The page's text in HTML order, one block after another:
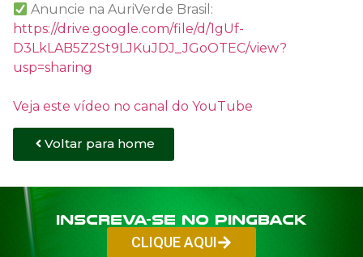
Anuncie na AuriVerde Brasil:
https://drive.google.com/file/d/1gUf-
D3LkLAB5Z2St9LJKuJDJ_JGoOTEC/view?
usp=sharing
Veja este vídeo no canal do YouTube
Voltar para home
Inscreva-se no PINGBACK
CLIQUE AQUI